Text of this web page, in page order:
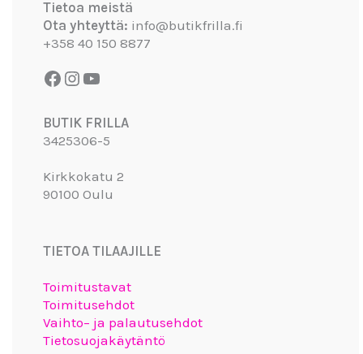
Tietoa meistä
Ota yhteyttä: info@butikfrilla.fi
+358 40 150 8877
BUTIK FRILLA
3425306-5
Kirkkokatu 2
90100 Oulu
TIETOA TILAAJILLE
Toimitustavat
Toimitusehdot
Vaihto– ja palautusehdot
Tietosuojakäytäntö